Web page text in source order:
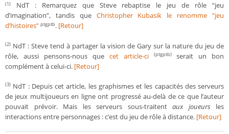
(1)
NdT : Remarquez que Steve rebaptise le jeu de rôle “jeu
d’imagination”, tandis que Christopher Kubasik le renomme “jeu
d’histoires” ptgptb. [Retour]
(2) NdT : Steve tend à partager la vision de Gary sur la nature du jeu de
rôle, aussi pensons-nous que cet article-ci (ptgptb) serait un bon
complément à celui-ci. [Retour]
(3) NdT : Depuis cet article, les graphismes et les capacités des serveurs
de jeux multijoueurs en ligne ont progressé au-delà de ce que l’auteur
pouvait prévoir. Mais les serveurs sous-traitent aux joueurs les
interactions entre personnages : c’est du jeu de rôle à distance. [Retour]